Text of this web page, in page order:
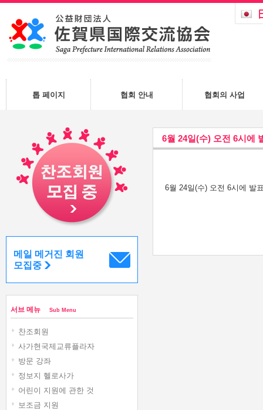
톱 페이지 협회 안내 협회의 사업
6월 24일(수) 오전 6시에
6월 24일(수) 오전 6시에 발
메일 메거진 회원
모집중
서브 메뉴 Sub Menu
찬조회원
사가현국제교류플라자
방문 강좌
정보지 헬로사가
어린이 지원에 관한 것
보조금 지원